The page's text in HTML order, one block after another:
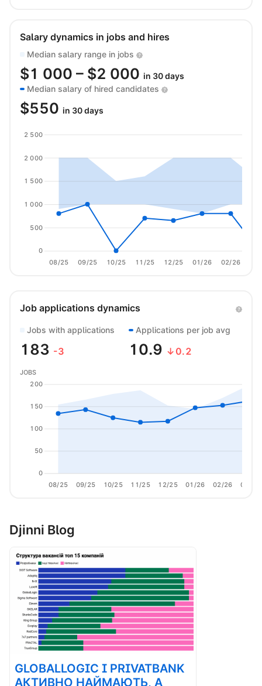
Salary dynamics in jobs and hires
Median salary range in jobs
$1 000 – $2 000 in 30 days
Median salary of hired candidates
$550 in 30 days
08/25 09/25 10/25 11/25 12/25 01/26 02/26
0
500
1 000
1 500
2 000
2 500
Job applications dynamics
Jobs with applications
183 -3
Applications per job avg
10.9 ↓0.2
08/25 09/25 10/25 11/25 12/25 01/26 02/26 03/26
0
50
100
150
200
JOBS
Djinni Blog
GLOBALLOGIC І PRIVATBANK
АКТИВНО НАЙМАЮТЬ, А